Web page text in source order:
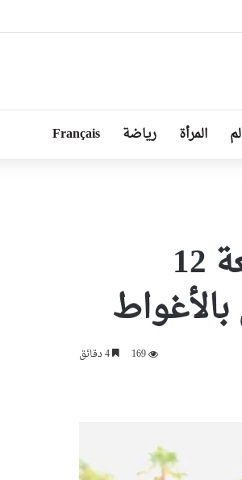
المرأة رياضة Français
بن دودة تشرف على افتتاح الطبعة 12
169 4 دقائق